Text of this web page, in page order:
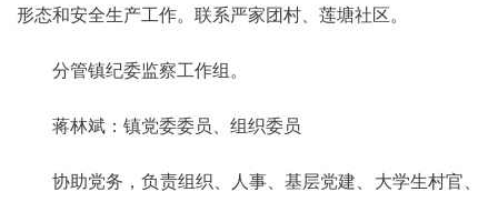
形态和安全生产工作。联系严家团村、莲塘社区。
分管镇纪委监察工作组。
蒋林斌：镇党委委员、组织委员
协助党务，负责组织、人事、基层党建、大学生村官、